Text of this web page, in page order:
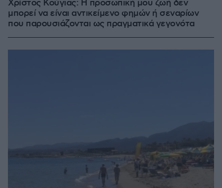
Χρίστος Κούγιας: Η προσωπική μου ζωή δεν
μπορεί να είναι αντικείμενο φημών ή σεναρίων
που παρουσιάζονται ως πραγματικά γεγονότα